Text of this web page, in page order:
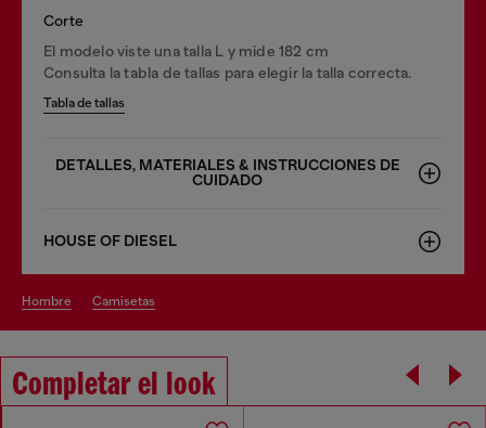
Corte
El modelo viste una talla L y mide 182 cm
Consulta la tabla de tallas para elegir la talla correcta.
Tabla de tallas
DETALLES, MATERIALES & INSTRUCCIONES DE
CUIDADO
HOUSE OF DIESEL
hombre camisetas
Completar el look